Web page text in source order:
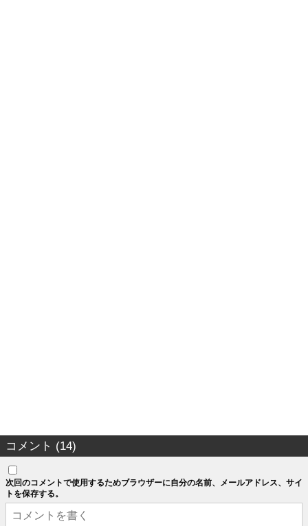
コメント (14)
次回のコメントで使用するためブラウザーに自分の名前、メールアドレス、サイ
トを保存する。